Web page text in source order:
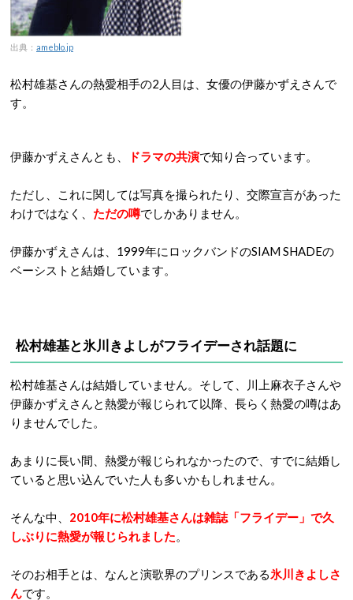
出典： ameblo.jp
松村雄基さんの熱愛相手の2人目は、女優の伊藤かずえさんで
す。
伊藤かずえさんとも、 ドラマの共演で知り合っています。
ただし、これに関しては写真を撮られたり、交際宣言があった
わけではなく、 ただの噂でしかありません。
伊藤かずえさんは、1999年にロックバンドのSIAM SHADEの
ベーシストと結婚しています。
松村雄基と氷川きよしがフライデーされ話題に
松村雄基さんは結婚していません。そして、川上麻衣子さんや
伊藤かずえさんと熱愛が報じられて以降、長らく熱愛の噂はあ
りませんでした。
あまりに長い間、熱愛が報じられなかったので、すでに結婚し
ていると思い込んでいた人も多いかもしれません。
そんな中、 2010年に松村雄基さんは雑誌「フライデー」で久
しぶりに熱愛が報じられました
そのお相手とは、なんと演歌界のプリンスである氷川きよしさ
んです。